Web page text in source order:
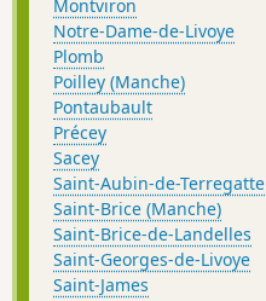
Montviron
Notre-Dame-de-Livoye
Plomb
Poilley (Manche)
Pontaubault
Précey
Sacey
Saint-Aubin-de-Terregatte
Saint-Brice (Manche)
Saint-Brice-de-Landelles
Saint-Georges-de-Livoye
Saint-James